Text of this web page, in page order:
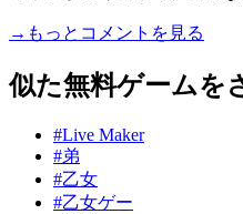
→もっとコメントを見る
似た無料ゲームを
#Live Maker
#弟
#乙女
#乙女ゲー